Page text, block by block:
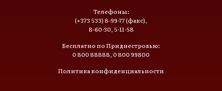
Телефоны:
(+373 533) 8-99-77 (факс),
8-60-30, 5-11-58
Бесплатно по Приднестровью:
0 800 88888, 0 800 99800
Политика конфиденциальности